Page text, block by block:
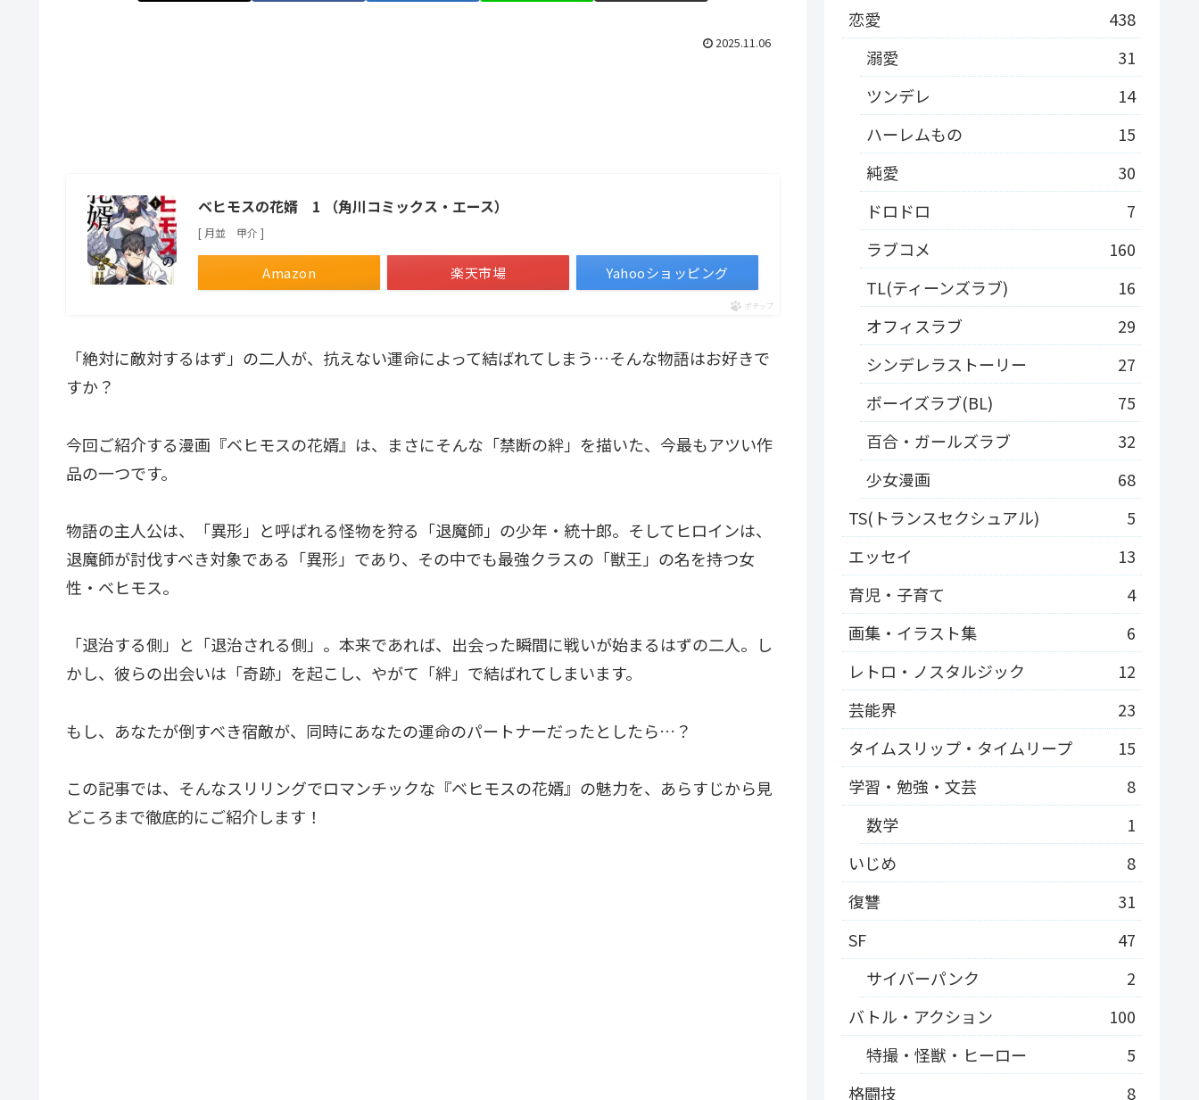
2025.11.06
ベヒモスの花婿 1 （角川コミックス・エース）
[ 月並 甲介 ]
Amazon 楽天市場 Yahooショッピング
ポチップ
「絶対に敵対するはず」の二人が、抗えない運命によって結ばれてしまう…そんな物語はお好きで
すか？
今回ご紹介する漫画『ベヒモスの花婿』は、まさにそんな「禁断の絆」を描いた、今最もアツい作
品の一つです。
物語の主人公は、「異形」と呼ばれる怪物を狩る「退魔師」の少年・統十郎。そしてヒロインは、
退魔師が討伐すべき対象である「異形」であり、その中でも最強クラスの「獣王」の名を持つ女
性・ベヒモス。
「退治する側」と「退治される側」。本来であれば、出会った瞬間に戦いが始まるはずの二人。し
かし、彼らの出会いは「奇跡」を起こし、やがて「絆」で結ばれてしまいます。
もし、あなたが倒すべき宿敵が、同時にあなたの運命のパートナーだったとしたら…？
この記事では、そんなスリリングでロマンチックな『ベヒモスの花婿』の魅力を、あらすじから見
どころまで徹底的にご紹介します！
恋愛
438
溺愛
31
ツンデレ
14
ハーレムもの
15
純愛
30
ドロドロ
7
ラブコメ
160
TL(ティーンズラブ)
16
オフィスラブ
29
シンデレラストーリー
27
ボーイズラブ(BL)
75
百合・ガールズラブ
32
少女漫画
68
TS(トランスセクシュアル)
5
エッセイ
13
育児・子育て
4
画集・イラスト集
6
レトロ・ノスタルジック
12
芸能界
23
タイムスリップ・タイムリープ
15
学習・勉強・文芸
8
数学
1
いじめ
8
復讐
31
SF
47
サイバーパンク
2
バトル・アクション
100
特撮・怪獣・ヒーロー
5
格闘技
8